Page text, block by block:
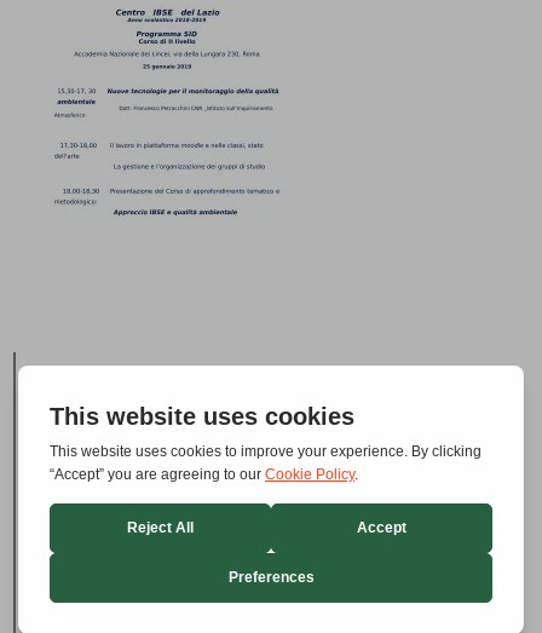
Iscriviti alla Mailing List e ricevi gli
via mail: